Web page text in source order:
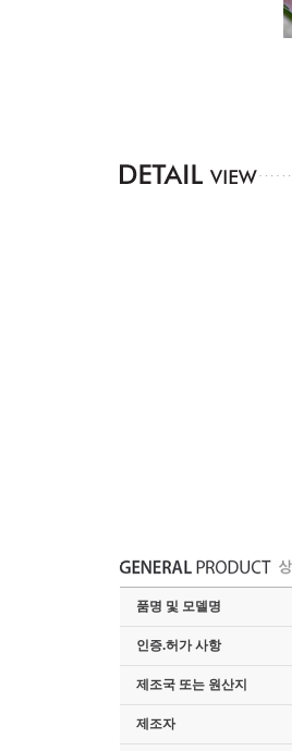
품명 및 모델명
인증.허가 사항
제조국 또는 원산지
제조자